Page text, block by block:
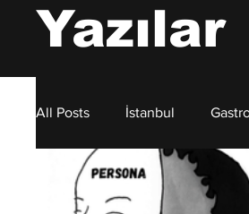
Yazılar
All Posts İstanbul
Sanat Sürdürülebilirlik